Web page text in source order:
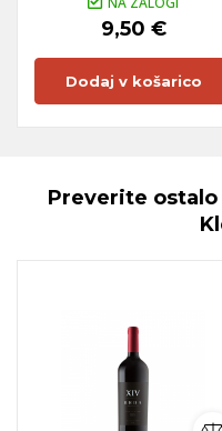
9,50 €
Dodaj v košarico
Preverite